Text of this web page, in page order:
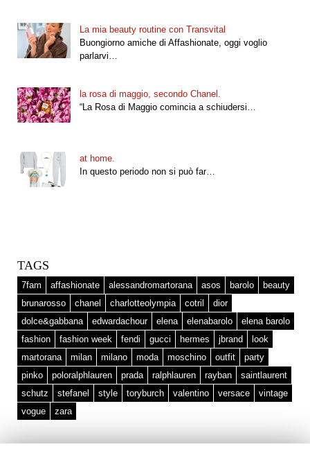
La mia beauty routine con Transvital
Buongiorno amiche di Affashionate, oggi voglio
parlarvi…
la rosa di maggio, secondo Chanel.
“La Rosa di Maggio comincia a schiudersi…
at home.
In questo periodo non si può far…
TAGS
7fam affashionate alessandromartorana asos barolo
beauty
brunarosso
chanel charlotteolympia cotril
dior
dolce&gabbana
edwardachour elena elenabarolo
elena barolo
fashion
fashion week fendi gucci hermes jbrand
look
martorana
milan milano moda moschino outfit
party
pinko
poloralphlauren prada ralphlauren rayban
saintlaurent
schutz
stefanel style toryburch valentino versace
vintage
vogue
zara